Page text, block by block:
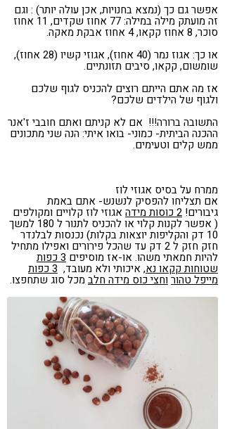
אפשר גם כך (נמצא בחנויות, אכן עולה יותר) : וגם
זה מועתק מילה במילה: 77 אחוז שקדים, 11 אחוז
סוכר, 8 אחוז קקאו, 4 אחוז אבקת מאקה.
או כך: אגוז נמר (40 אחוז), אגוזי קשיו (28 אחוז),
שומשום, קקאו, סיבים תזונתיים.
אז מה אתם הייתם רוצים להכניס לגוף שלכם
ולגוף של הילדים שלכם?
התשובה ברורה!!! אם לא קניתם ואתם חובבי ז'אנר
ההכנה הביתית- כמוני- בואו איתי: הנה שני מתכונים
ממש קלים וטעימים.
ממרח על בסיס אגוזי לוז
אם תצליחו להפסיק לנשנש- אתם באמת
גיבורים! 2 כוסות מידה אגוזי לוז קלויים ומקולפים
( אפשר לקנות קלוי או להכניס לתנור ל 180 למשך
10 דק והקליפות יוצאות בקלות) נכנסות לבלנדר
חזק חזק ל 2 דק עד שהכל פירורים ואפילו מתחיל
להיות חמאתי משהו. או-אז מוסיפים 3 כפות
שטוחות קקאו נא, איכותי ולא מעובד, 3 כפות
מייפל טהורוחצי כוס מידה חלבמכל סוג שתחפצו.